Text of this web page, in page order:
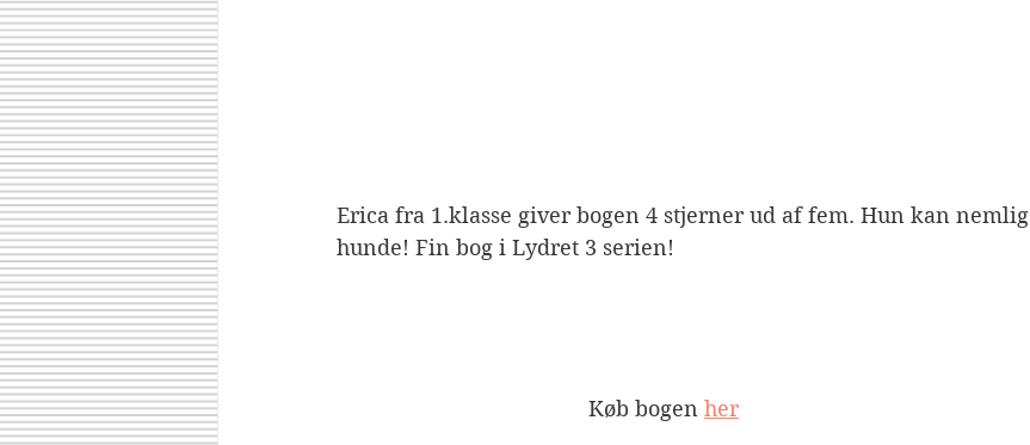
Erica fra 1.klasse giver bogen 4 stjerner ud af fem. Hun kan
hunde! Fin bog i Lydret 3 serien!
Køb bogen her